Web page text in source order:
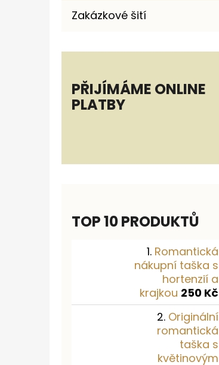
Zakázkové šití
PŘIJÍMÁME ONLINE
PLATBY
TOP 10 PRODUKTŮ
Romantická
nákupní taška s
hortenzií a
krajkou 250 Kč
Originální
romantická
taška s
květinovým